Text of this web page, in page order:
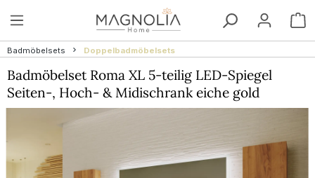
Zum Hauptinhalt springen
Badmöbelsets Doppelbadmöbelsets
Badmöbelset Roma XL 5-teilig LED-Spiegel
Seiten-, Hoch- & Midischrank eiche gold
Bildergalerie überspringen